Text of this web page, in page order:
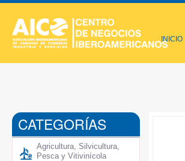
INICIO
CATEGORÍAS
Agricultura, Silvicultura,
Pesca y Vitivinícola